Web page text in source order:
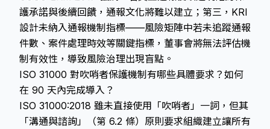
護承諾與後續回饋，通報文化將難以建立；第三，KRI
設計未納入通報機制指標——風險矩陣中若未追蹤通報
件數、案件處理時效等關鍵指標，董事會將無法評估機
制有效性，導致風險治理出現盲點。
ISO 31000 對吹哨者保護機制有哪些具體要求？如何
在 90 天內完成導入？
ISO 31000:2018 雖未直接使用「吹哨者」一詞，但其
「溝通與諮詢」（第 6.2 條）原則要求組織建立讓所有